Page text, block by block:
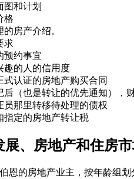
图和计划
格
房产介绍。
求
预约事宜
趣的人的信用度
认证的房地产购买合同
后（也是转让的优先通知），
员那里转移待处理的债权
指定的房地产转让税
、房地产和住房
恩的房地产业主，按年龄组